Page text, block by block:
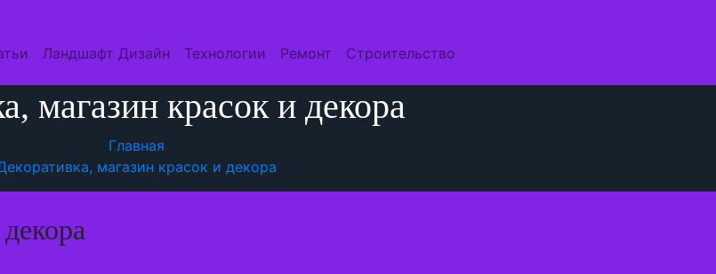
Ландшафт Дизайн Технологии Ремонт Строительство
магазин красок и декора
Главная
магазин красок и декора